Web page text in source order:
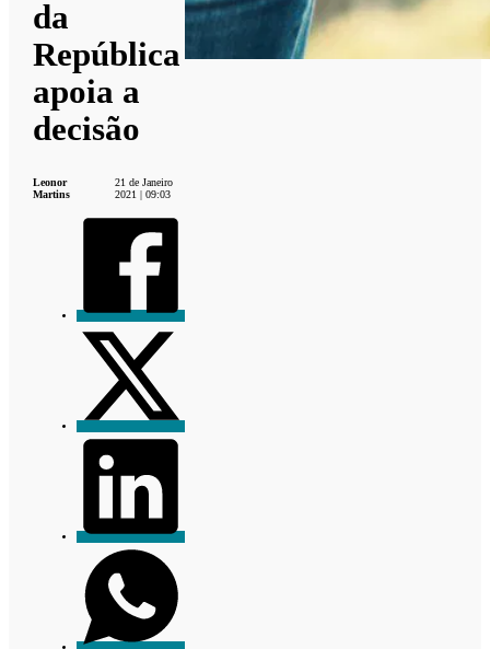
da
República
apoia a
decisão
Leonor
Martins
21 de Janeiro
2021 | 09:03